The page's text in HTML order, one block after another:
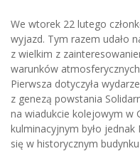
We wtorek 22 lutego
wyjazd. Tym razem udało
z wielkim z
warunków
Pierwsza dotyczyła
z genezą powstania
na wiadukcie kolejowym w
kulminacyjnym było
się w historycznym